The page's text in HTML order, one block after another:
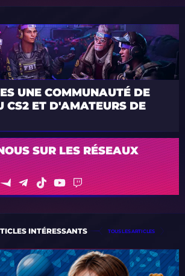
UNE COMMUNAUTÉ DE
CS2 ET D'AMATEURS DE
SUR LES RÉSEAUX
INTÉRESSANTS TOUS LES ARTICLES